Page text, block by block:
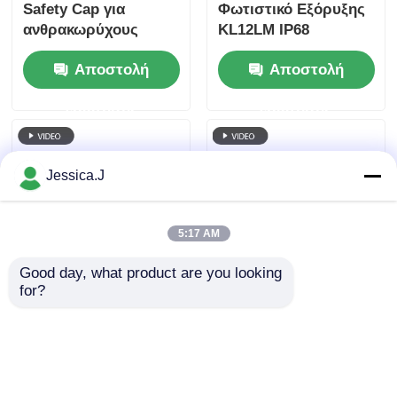
Safety Cap για
ανθρακωρύχους
Φώτα Helmet για
ανθρακωρύχους
Φώτα με σύρμα
Αποστολή
Φωτιστικό Εξόρυξης
KL12LM IP68
Αδιάβροχο Φακός
Κεφαλής Εργάτη για
Υπόγεια Χρήση
Αποστολή
Ανθεκτική Λυχνία
Jessica.J
5:17 AM
Good day, what product are you looking
for?